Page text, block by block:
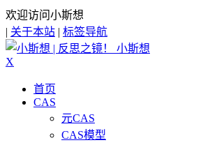
欢迎访问小斯想
| 关于本站 | 标签导航
小斯想
X
首页
CAS
元CAS
CAS模型